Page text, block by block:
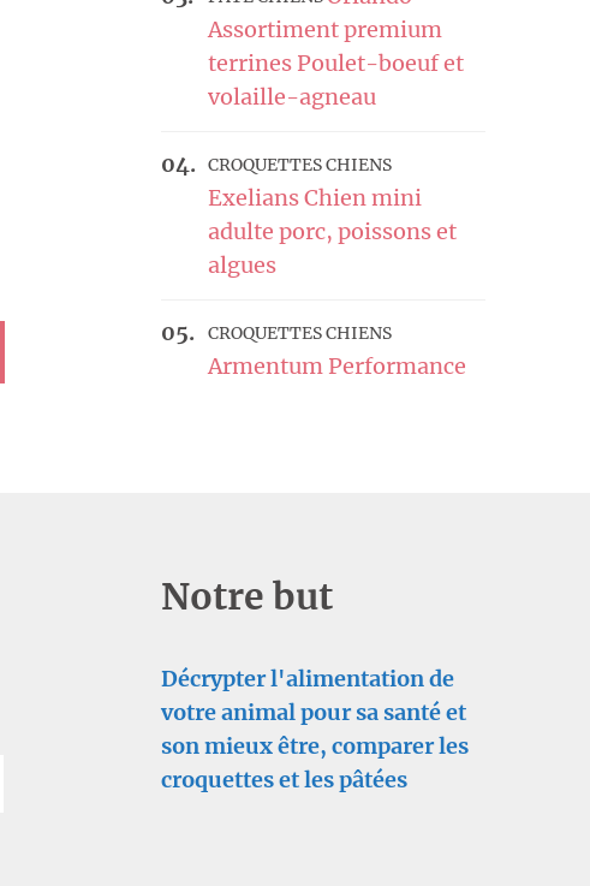
Assortiment premium
terrines Poulet-boeuf et
volaille-agneau
CROQUETTES CHIENS
Exelians Chien mini
adulte porc, poissons et
algues
CROQUETTES CHIENS
Armentum Performance
Notre but
Décrypter l'alimentation de
votre animal pour sa santé et
son mieux être, comparer les
croquettes et les pâtées